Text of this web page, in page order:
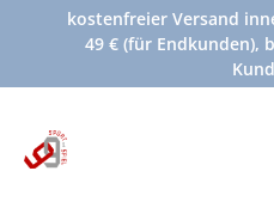
Zum Hauptinhalt springen
kostenfreier Versand
49 € (für Endkunden),